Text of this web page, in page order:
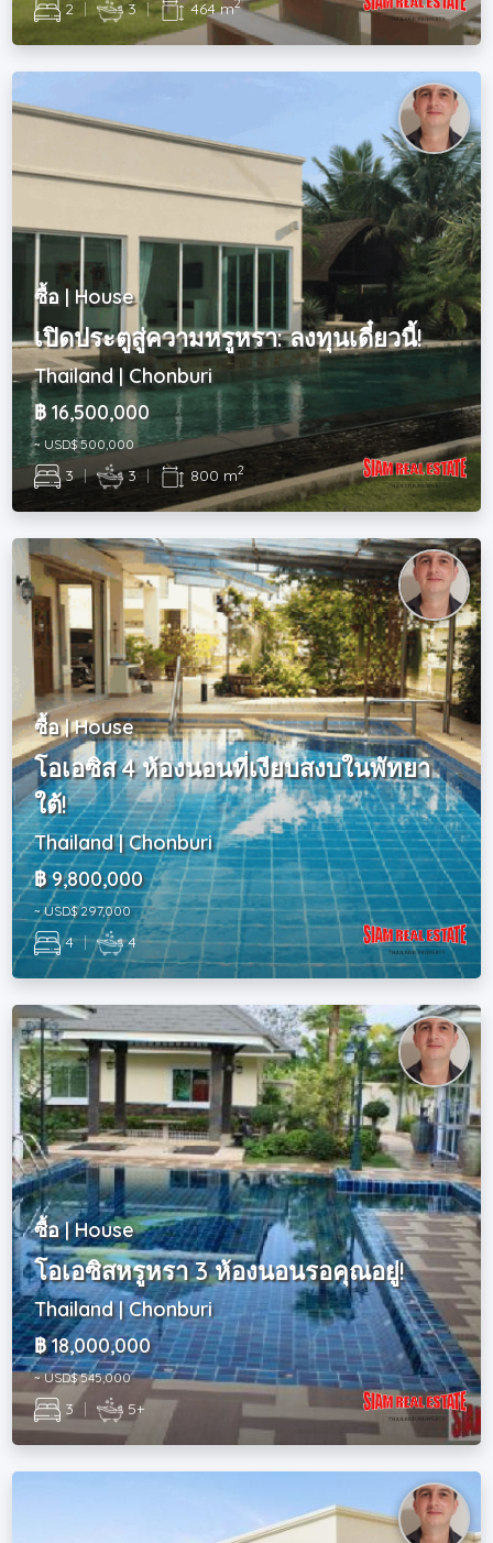
2 | 3 | 464 m
ซื้อ | House
เปิดประตูสู่ความหรูหรา: ลงทุนเดี๋ยวนี้!
Thailand | Chonburi
฿ 16,500,000
~ USD$ 500,000
3 | 3 | 800 m2
ซื้อ | House
โอเอซิส 4 ห้องนอนที่เงียบสงบในพัทยา
ใต้!
Thailand | Chonburi
฿ 9,800,000
~ USD$ 297,000
4 | 4
ซื้อ | House
โอเอซิสหรูหรา 3 ห้องนอนรอคุณอยู่!
Thailand | Chonburi
฿ 18,000,000
~ USD$ 545,000
3 | 5+